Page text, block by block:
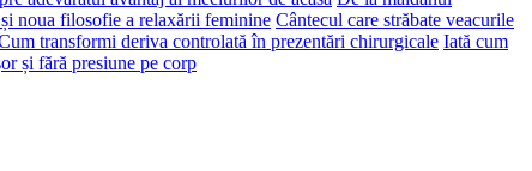
noua filosofie a relaxării feminine Cântecul care străbate veacurile
transformi deriva controlată în prezentări chirurgicale Iată cum
și fără presiune pe corp